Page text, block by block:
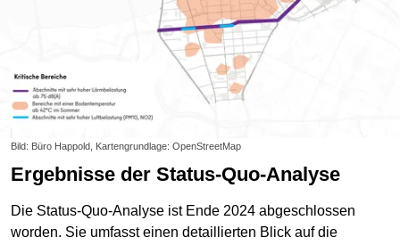
Bild: Büro Happold, Kartengrundlage: OpenStreetMap
Ergebnisse der Status-Quo-Analyse
Die Status-Quo-Analyse ist Ende 2024 abgeschlossen
worden. Sie umfasst einen detaillierten Blick auf die